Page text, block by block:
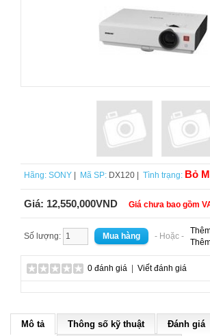
Hãng: SONY Mã SP: DX120 | Tình trạng: Bỏ
Giá: 12,550,000VND Giá chưa bao gồm
Số lượng: - Hoặc -
0 đánh giá Viết đánh giá
Mô tả Thông số kỹ thuật
Đánh giá